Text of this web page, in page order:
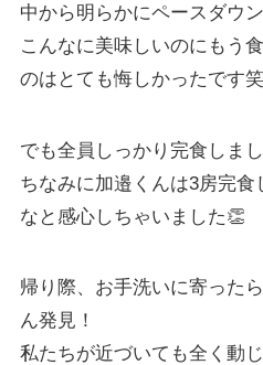
中から明らかにペースダウ
こんなに美味しいのにもう
のはとても悔しかったです笑
でも全員しっかり完食しまし
ちなみに加邉くんは3房完
なと感心しちゃいました👏
帰り際、お手洗いに寄った
ん発見！
私たちが近づいても全く動